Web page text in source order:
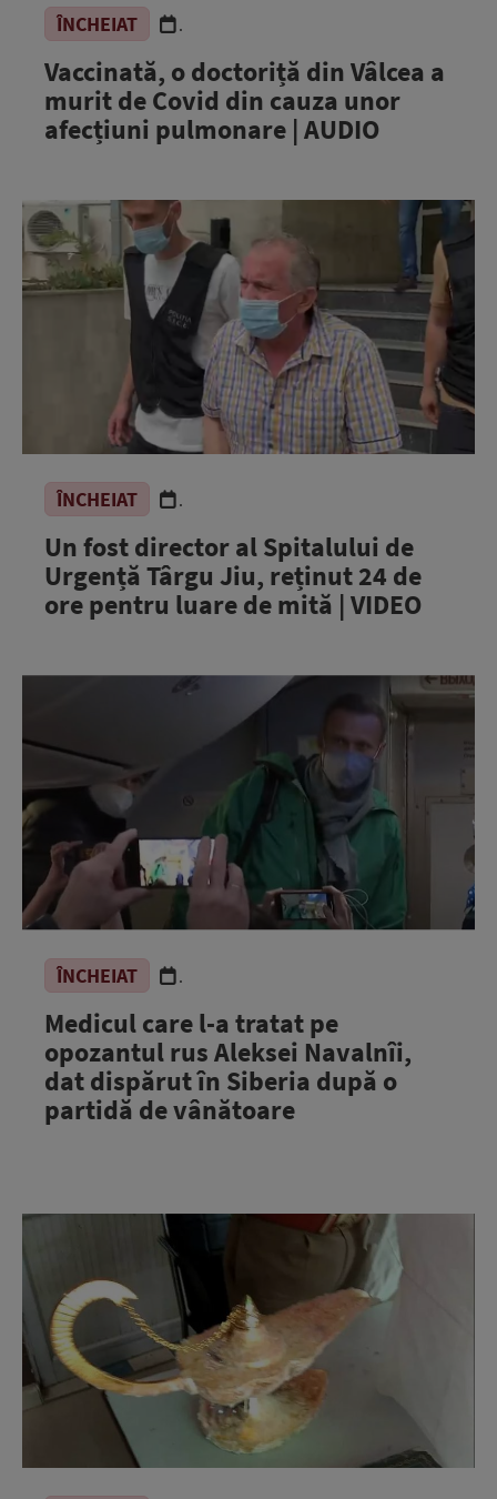
ÎNCHEIAT .
Vaccinată, o doctoriță din Vâlcea a
murit de Covid din cauza unor
afecțiuni pulmonare | AUDIO
ÎNCHEIAT .
Un fost director al Spitalului de
Urgență Târgu Jiu, reținut 24 de
ore pentru luare de mită | VIDEO
ÎNCHEIAT .
Medicul care l-a tratat pe
opozantul rus Aleksei Navalnîi,
dat dispărut în Siberia după o
partidă de vânătoare